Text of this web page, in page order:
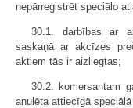
nepārreģistrēt speciālo
30.1. darbības ar
saskaņā ar akcīzes
aktiem tās ir aizliegtas;
30.2. komersantam
anulēta attiecīgā